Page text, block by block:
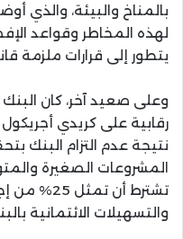
بالمناخ والبيئة، والذي
لهذه المخاطر وقواعد
يتطور إلى قرارات ملزمة
وعلى صعيد آخر، كان
نتيجة عدم التزام البنك
المشروعات الصغيرة
تشترط أن
والتسهيلات الائتمانية